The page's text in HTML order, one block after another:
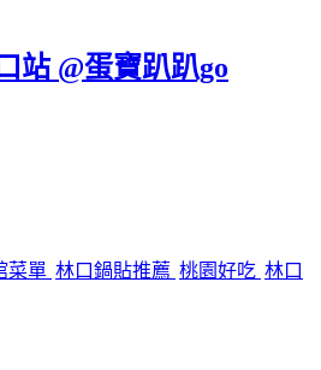
站 @蛋寶趴趴go
菜單 林口鍋貼推薦 桃園好吃 林口